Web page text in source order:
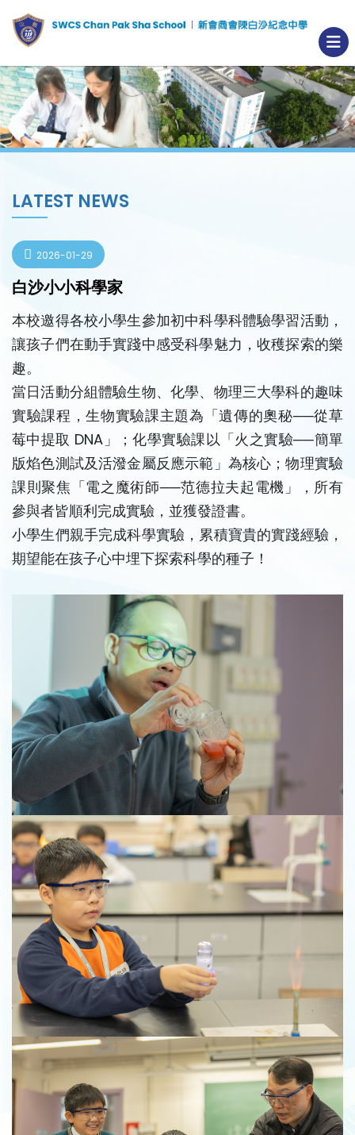
LATEST NEWS
2026-01-29
白沙小小科學家
本校邀得各校小學生參加初中科學科體驗學習活動，
讓孩子們在動手實踐中感受科學魅力，收穫探索的樂
趣。
當日活動分組體驗生物、化學、物理三大學科的趣味
實驗課程，生物實驗課主題為「遺傳的奧秘──從草
莓中提取 DNA」；化學實驗課以「火之實驗──簡單
版焰色測試及活潑金屬反應示範」為核心；物理實驗
課則聚焦「電之魔術師──范德拉夫起電機」，所有
參與者皆順利完成實驗，並獲發證書。
小學生們親手完成科學實驗，累積寶貴的實踐經驗，
期望能在孩子心中埋下探索科學的種子！